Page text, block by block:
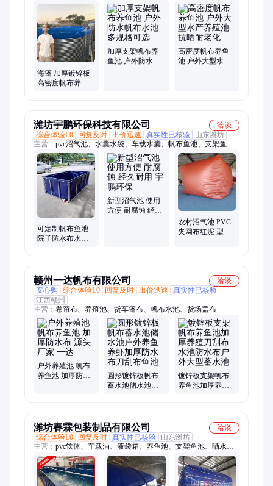
油布、鱼池马桶、帆布鱼池、加厚防火帆布、圆形镀锌板鱼池、
帆布水池、镀锌板鱼池、加厚耐磨帆布、刀刮布鱼池、镀锌板帆
布鱼池、塑料养鱼池、折叠帆布鱼池、帆布养殖鱼池、工业蓬
布、养虾池、鱼马桶、工业刀刮布、圆形铁仓养殖池、水产养殖
池、防晒篷布、大型蓄水桶
海篷 加厚镀锌板
高密度帆布养殖
加厚支架帆布养
鱼池 户外防水帆
高密度帆布养鱼
池 户外大型水产
潍坊宇鹏环保科技有限公司
洽谈
综合体验L0
回复及时 出价迅速 真实性已核验
山东潍坊
主营： pvc沼气池、水囊水袋、车载水囊、帆布鱼池、支架鱼
池、鱼池、软体沼气池、红泥沼气池、可移动沼气池、消防中转
水袋、固液分离机、沼气池、红泥沼气袋、储水罐、软体储水
罐、桥梁预压水囊、水池、养殖池
可定制帆布鱼池
院子防水布水池
新型沼气池 使用
方便 耐腐蚀 经久
农村沼气池 PVC
夹网布红泥 型号
赣州一达帆布有限公司
洽谈
安心购
综合体验L0 回复及时 出价迅速
真实性已核验
江西赣州
主营： 卷帘布、养殖池、货车篷布、帆布水池、货场盖布
户外养殖池 帆布
养鱼池 加厚防水
圆形镀锌板帆布
蓄水池储水池户
镀锌板支架帆布
养鱼池加厚养殖
潍坊春霖包装制品有限公司
洽谈
综合体验L0
回复及时 真实性已核验
山东潍坊
主营： pvc软体、车载油、液袋箱、养鱼池、支架鱼池、晒水
袋、pvc水袋、沼气袋、软水袋、水囊、桥梁预压水袋、沼气
池、泳池胶膜、油囊、支架水池、PVC涂层布、圆台罐、PVC夹
网布